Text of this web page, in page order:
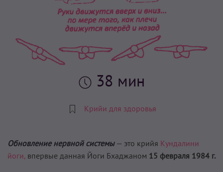
38 мин
Крийи для здоровья
Обновление нервной системы— это крийя Кундалини
йоги, впервые данная Йоги Бхаджаном 15 февраля 1984 г.